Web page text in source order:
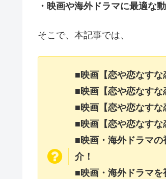
・映画や海外ドラマに最適な
そこで、本記事では、
■映画【恋や恋なすな
■映画【恋や恋なすな
■映画【恋や恋なすな
■映画【恋や恋なすな
■映画・海外ドラマ
介！
■映画・海外ドラマを